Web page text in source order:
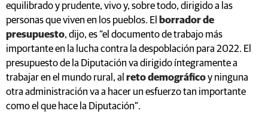
equilibrado y prudente, vivo y, sobre todo, dirigido a las
personas que viven en los pueblos. El borrador de
presupuesto, dijo, es “el documento de trabajo más
importante en la lucha contra la despoblación para 2022. El
presupuesto de la Diputación va dirigido íntegramente a
trabajar en el mundo rural, al reto demográficoy ninguna
otra administración va a hacer un esfuerzo tan importante
como el que hace la Diputación”.